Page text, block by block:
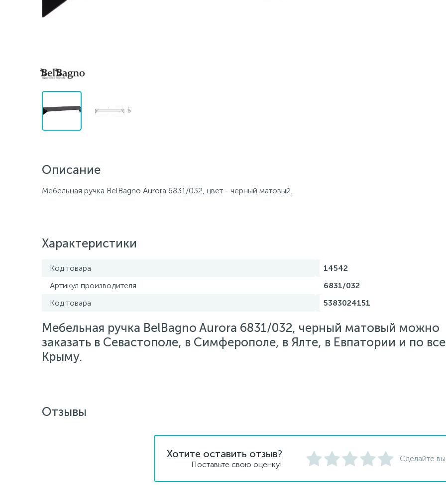
Описание
Мебельная ручка BelBagno Aurora 6831/032, цвет - черный матовый.
Характеристики
Код товара
14542
Артикул производителя
6831/032
Код товара
5383024151
Мебельная ручка BelBagno Aurora 6831/032, черный матовый можно
заказать в Севастополе, в Симферополе, в Ялте, в Евпатории и по
Крыму.
Отзывы
Хотите оставить отзыв?
Поставьте свою оценку!
Сделайте